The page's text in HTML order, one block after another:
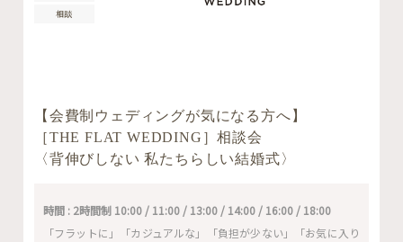
相談
【会費制ウェディングが気になる方へ】
［THE FLAT WEDDING］相談会
〈背伸びしない 私たちらしい結婚式〉
時間 : 2時間制 10:00 / 11:00 / 13:00 / 14:00 / 16:00 / 18:00
「フラットに」「カジュアルな」「負担が少ない」「お気に入り